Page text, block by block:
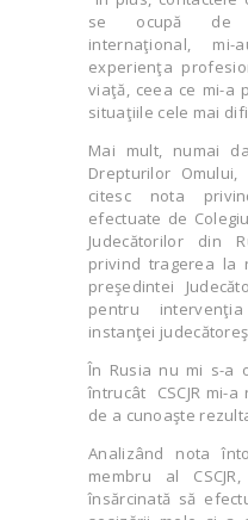
se ocupă de
internaţional,
experienţa
viaţă, ceea ce mi-a
situaţiile cele mai
Mai mult, numai
Drepturilor
citesc nota
efectuate de
Judecătorilor din
privind tragerea la
preşedintei
pentru
instanţei
În Rusia nu mi s-a
întrucât CSCJR mi-
de a cunoaşte
Analizând nota
membru al
însărcinată să